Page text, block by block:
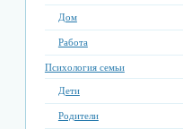
Дом
Работа
Психология семьи
Дети
Родители